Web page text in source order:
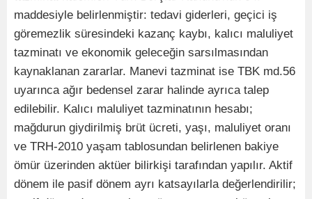
maddesiyle belirlenmiştir: tedavi giderleri, geçici iş
göremezlik süresindeki kazanç kaybı, kalıcı maluliyet
tazminatı ve ekonomik geleceğin sarsılmasından
kaynaklanan zararlar. Manevi tazminat ise TBK md.56
uyarınca ağır bedensel zarar halinde ayrıca talep
edilebilir. Kalıcı maluliyet tazminatının hesabı;
mağdurun giydirilmiş brüt ücreti, yaşı, maluliyet oranı
ve TRH-2010 yaşam tablosundan belirlenen bakiye
ömür üzerinden aktüer bilirkişi tarafından yapılır. Aktif
dönem ile pasif dönem ayrı katsayılarla değerlendirilir;